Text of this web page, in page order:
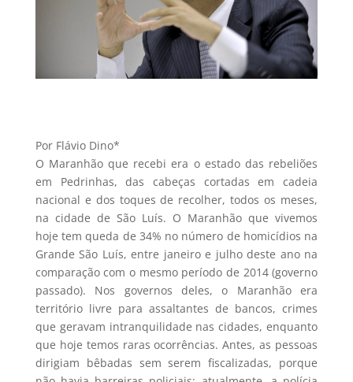
Por Flávio Dino*
O Maranhão que recebi era o estado das rebeliões
em Pedrinhas, das cabeças cortadas em cadeia
nacional e dos toques de recolher, todos os meses,
na cidade de São Luís. O Maranhão que vivemos
hoje tem queda de 34% no número de homicídios na
Grande São Luís, entre janeiro e julho deste ano na
comparação com o mesmo período de 2014 (governo
passado). Nos governos deles, o Maranhão era
território livre para assaltantes de bancos, crimes
que geravam intranquilidade nas cidades, enquanto
que hoje temos raras ocorrências. Antes, as pessoas
dirigiam bêbadas sem serem fiscalizadas, porque